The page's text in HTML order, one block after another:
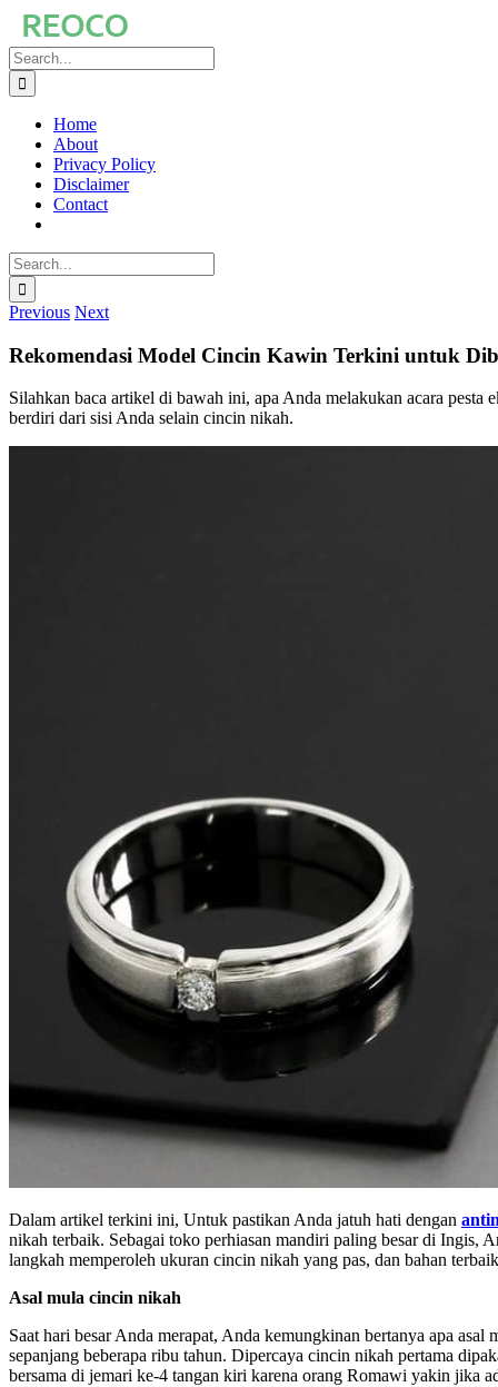
Skip
content
Search
for:
Home
About
Privacy Policy
Disclaimer
Contact
Search
for:
Previous Next
Rekomendasi Model Cincin Kawin Terkini untuk
Silahkan baca artikel di bawah ini, apa Anda melakukan acara
berdiri dari sisi Anda selain cincin nikah.
Dalam artikel terkini ini, Untuk pastikan Anda jatuh hati dengan
nikah terbaik. Sebagai toko perhiasan mandiri paling besar di Ingis,
langkah memperoleh ukuran cincin nikah yang pas, dan bahan
Asal mula cincin nikah
Saat hari besar Anda merapat, Anda kemungkinan bertanya apa
sepanjang beberapa ribu tahun. Dipercaya cincin nikah pertama
bersama di jemari ke-4 tangan kiri karena orang Romawi yakin jika